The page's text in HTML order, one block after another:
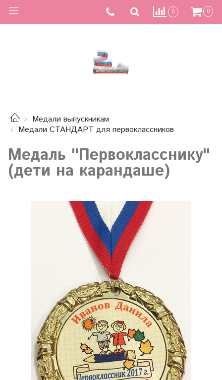
0 0
Медали выпускникам
Медали СТАНДАРТ для первоклассников
Медаль "Первокласснику"
(дети на карандаше)